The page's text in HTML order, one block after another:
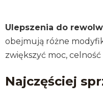
Ulepszenia do
obejmują różne
zwiększyć moc,
Najczęściej